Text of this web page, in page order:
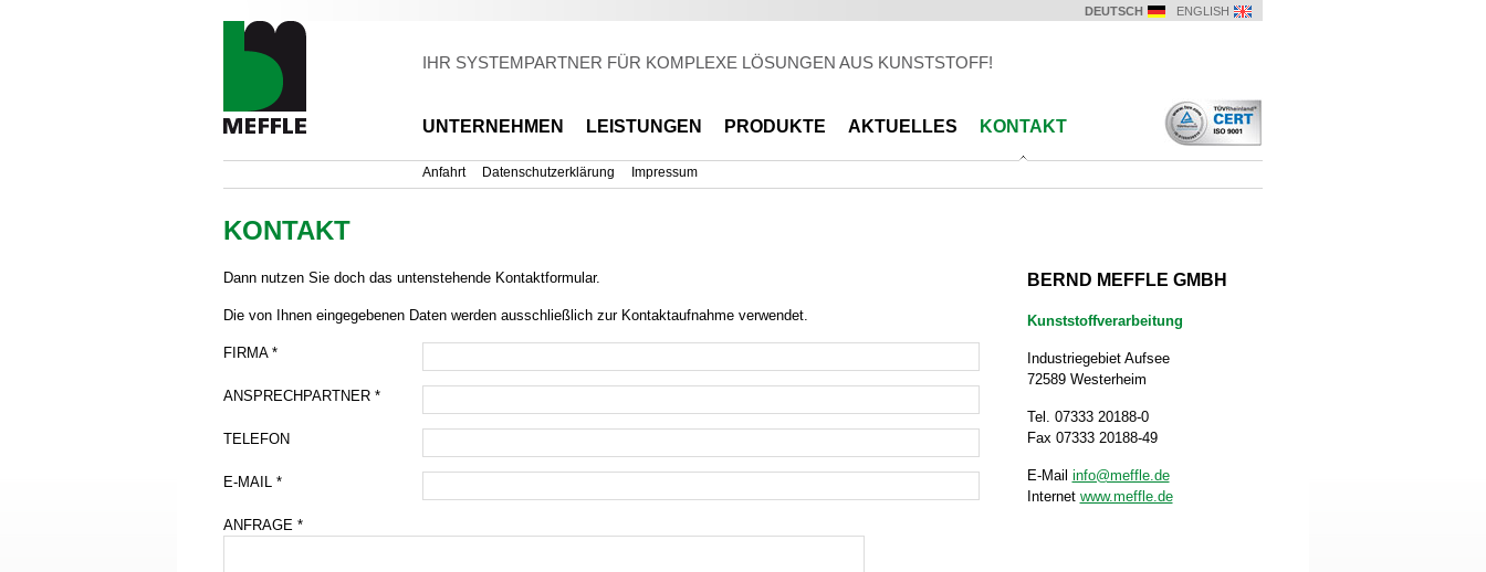
Inhalt
ENGLISH
DEUTSCH
IHR SYSTEMPARTNER FÜR KOMPLEXE LÖSUNGEN AUS KUNSTSTOFF!
UNTERNEHMEN LEISTUNGEN PRODUKTE AKTUELLES KONTAKT
Anfahrt Datenschutzerklärung Impressum
KONTAKT
Dann nutzen Sie doch das untenstehende Kontaktformular.
Die von Ihnen eingegebenen Daten werden ausschließlich zur Kontaktaufnahme verwendet.
FIRMA *
ANSPRECHPARTNER *
TELEFON
E-MAIL *
ANFRAGE *
BERND MEFFLE GMBH
Kunststoffverarbeitung
Industriegebiet Aufsee
72589 Westerheim
Tel. 07333 20188-0
Fax 07333 20188-49
E-Mail info@meffle.de
Internet www.meffle.de